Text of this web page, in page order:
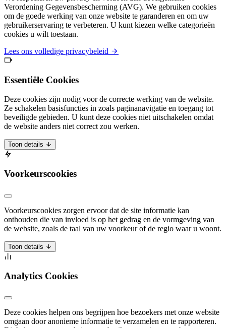
Verordening Gegevensbescherming (AVG). We gebruiken cookies
om de goede werking van onze website te garanderen en om uw
gebruikerservaring te verbeteren. U kunt kiezen welke categorieën
cookies u wilt toestaan.
Lees ons volledige privacybeleid
Essentiële Cookies
Deze cookies zijn nodig voor de correcte werking van de website.
Ze schakelen basisfuncties in zoals paginanavigatie en toegang tot
beveiligde gebieden. U kunt deze cookies niet uitschakelen omdat
de website anders niet correct zou werken.
Toon details
Voorkeurscookies
Voorkeurscookies zorgen ervoor dat de site informatie kan
onthouden die van invloed is op het gedrag en de vormgeving van
de website, zoals de taal van uw voorkeur of de regio waar u woont.
Toon details
Analytics Cookies
Deze cookies helpen ons begrijpen hoe bezoekers met onze website
omgaan door anonieme informatie te verzamelen en te rapporteren.